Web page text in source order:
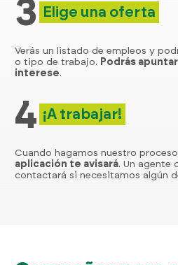
3 Elige una oferta
Verás un listado de empleos y
o tipo de trabajo. Podrás
interese.
4 ¡A trabajar!
Cuando hagamos nuestro
aplicación te avisará. Un agente
contactará si necesitamos algún